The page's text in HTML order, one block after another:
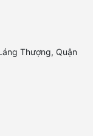
Thượng, Quận